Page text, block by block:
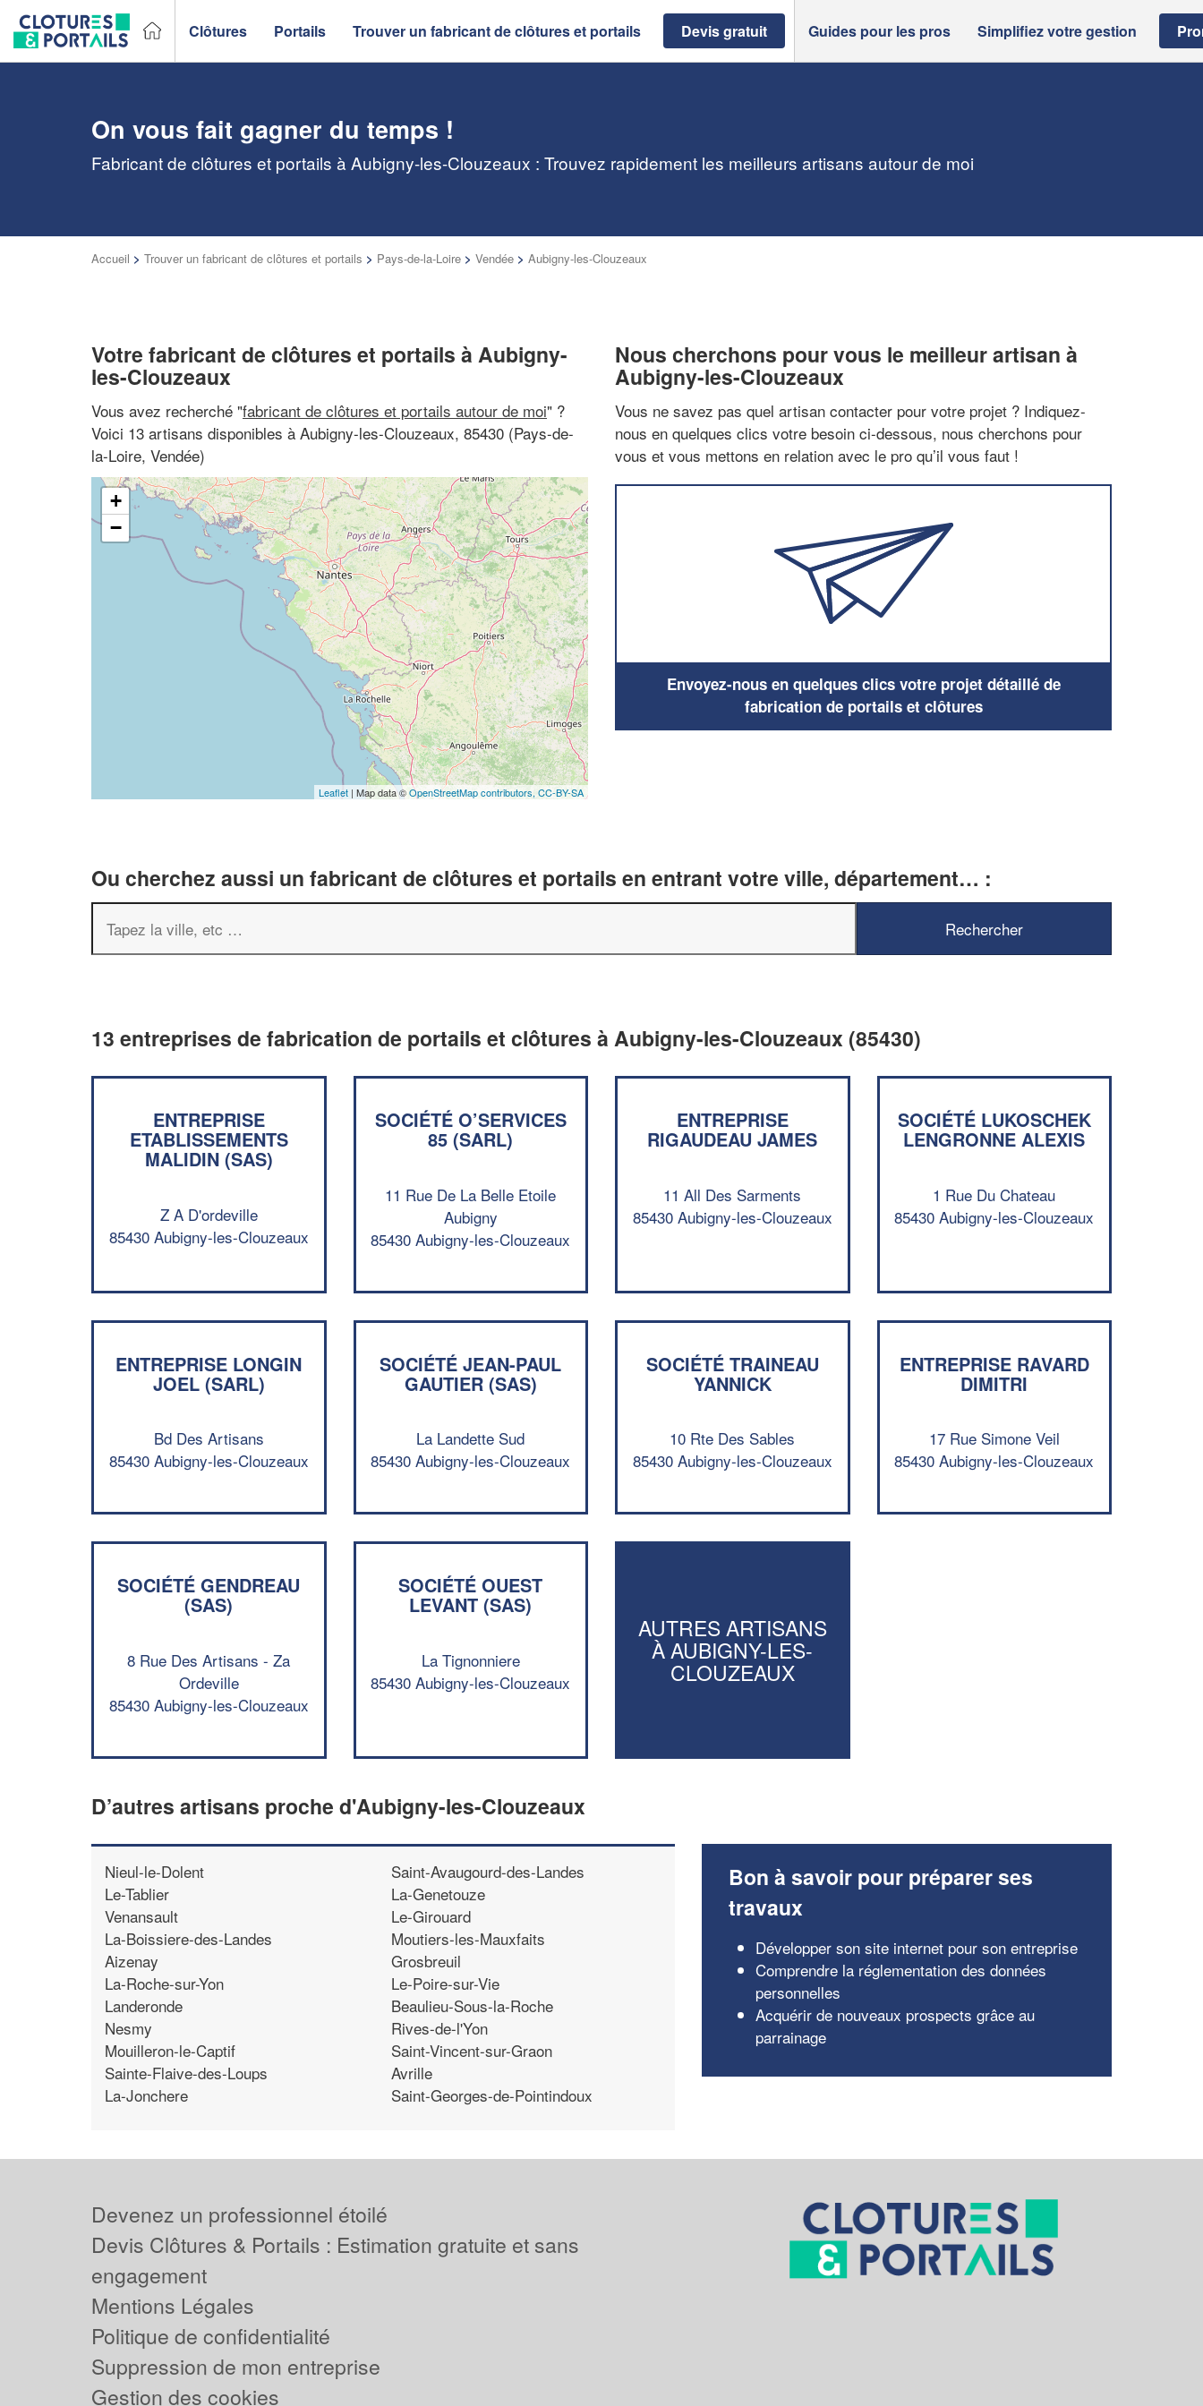
Clôtures Portails Trouver un fabricant de clôtures et portails Devis gratuit Guides pour les pros Simplifiez votre gestion
On vous fait gagner du temps !
Fabricant de clôtures et portails à Aubigny-les-Clouzeaux : Trouvez rapidement les meilleurs artisans autour de moi
Accueil > Trouver un fabricant de clôtures et portails > Pays-de-la-Loire > Vendée > Aubigny-les-Clouzeaux
Votre fabricant de clôtures et portails à Aubigny-
les-Clouzeaux
Vous avez recherché "fabricant de clôtures et portails autour de moi" ?
Voici 13 artisans disponibles à Aubigny-les-Clouzeaux, 85430 (Pays-de-
la-Loire, Vendée)
+
−
Leaflet | Map data ©OpenStreetMap contributors, CC-BY-SA
Nous cherchons pour vous le meilleur artisan à
Aubigny-les-Clouzeaux
Vous ne savez pas quel artisan contacter pour votre projet ? Indiquez-
nous en quelques clics votre besoin ci-dessous, nous cherchons pour
vous et vous mettons en relation avec le pro qu’il vous faut !
Envoyez-nous en quelques clics votre projet détaillé de
fabrication de portails et clôtures
Ou cherchez aussi un fabricant de clôtures et portails en entrant votre ville, département… :
13 entreprises de fabrication de portails et clôtures à Aubigny-les-Clouzeaux (85430)
ENTREPRISE
ETABLISSEMENTS
MALIDIN (SAS)
Z A D'ordeville
85430 Aubigny-les-Clouzeaux
SOCIÉTÉ O’SERVICES
85 (SARL)
11 Rue De La Belle Etoile
Aubigny
85430 Aubigny-les-Clouzeaux
ENTREPRISE
RIGAUDEAU JAMES
11 All Des Sarments
85430 Aubigny-les-Clouzeaux
SOCIÉTÉ LUKOSCHEK
LENGRONNE ALEXIS
1 Rue Du Chateau
85430 Aubigny-les-Clouzeaux
ENTREPRISE LONGIN
JOEL (SARL)
Bd Des Artisans
85430 Aubigny-les-Clouzeaux
SOCIÉTÉ JEAN-PAUL
GAUTIER (SAS)
La Landette Sud
85430 Aubigny-les-Clouzeaux
SOCIÉTÉ TRAINEAU
YANNICK
10 Rte Des Sables
85430 Aubigny-les-Clouzeaux
ENTREPRISE RAVARD
DIMITRI
17 Rue Simone Veil
85430 Aubigny-les-Clouzeaux
SOCIÉTÉ GENDREAU
(SAS)
8 Rue Des Artisans - Za
Ordeville
85430 Aubigny-les-Clouzeaux
SOCIÉTÉ OUEST
LEVANT (SAS)
La Tignonniere
85430 Aubigny-les-Clouzeaux
AUTRES ARTISANS
À AUBIGNY-LES-
CLOUZEAUX
D’autres artisans proche d'Aubigny-les-Clouzeaux
Nieul-le-Dolent
Le-Tablier
Venansault
La-Boissiere-des-Landes
Aizenay
La-Roche-sur-Yon
Landeronde
Nesmy
Mouilleron-le-Captif
Sainte-Flaive-des-Loups
La-Jonchere
Saint-Avaugourd-des-Landes
La-Genetouze
Le-Girouard
Moutiers-les-Mauxfaits
Grosbreuil
Le-Poire-sur-Vie
Beaulieu-Sous-la-Roche
Rives-de-l'Yon
Saint-Vincent-sur-Graon
Avrille
Saint-Georges-de-Pointindoux
Bon à savoir pour préparer ses
travaux
Développer son site internet pour son entreprise
Comprendre la réglementation des données
personnelles
Acquérir de nouveaux prospects grâce au
parrainage
professionnel ?
nouveaux clients!
Devenez un professionnel étoilé
Devis Clôtures & Portails : Estimation gratuite et sans
engagement
Mentions Légales
Politique de confidentialité
Suppression de mon entreprise
Gestion des cookies